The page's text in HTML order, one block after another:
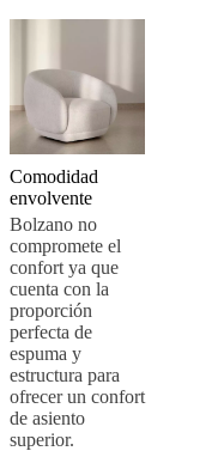
Comodidad
envolvente
Bolzano no
compromete el
confort ya que
cuenta con la
proporción
perfecta de
espuma y
estructura para
ofrecer un confort
de asiento
superior.